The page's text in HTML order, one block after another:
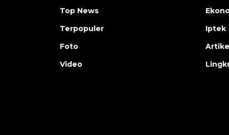
Top News
Terpopuler
Foto
Video
Iptek